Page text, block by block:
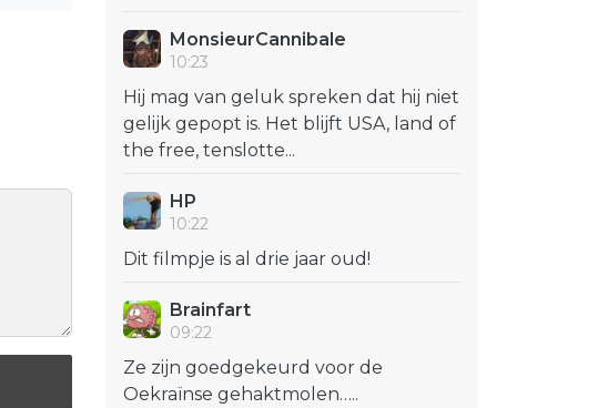
MonsieurCannibale
10:23
Hij mag van geluk spreken dat hij niet
gelijk gepopt is. Het blijft USA, land of
the free, tenslotte...
HP
10:22
Dit filmpje is al drie jaar oud!
Brainfart
09:22
Ze zijn goedgekeurd voor de
Oekraïnse gehaktmolen…..